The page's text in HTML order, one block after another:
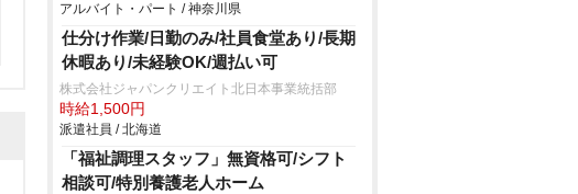
アルバイト・パート / 神奈川県
仕分け作業/日勤のみ/社員食堂あり/長期
休暇あり/未経験OK/週払い可
株式会社ジャパンクリエイト北日本事業統括部
時給1,500円
派遣社員 / 北海道
「福祉調理スタッフ」無資格可/シフト
相談可/特別養護老人ホーム